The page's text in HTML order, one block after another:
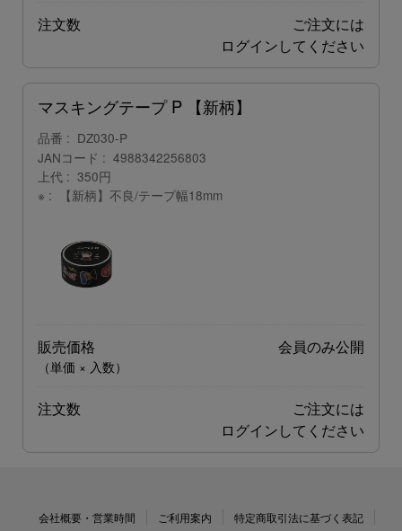
注文数
ご注文には
ログインしてください
マスキングテープ P 【新柄】
品番
DZ030-P
JANコード
4988342256803
上代
350円
※
【新柄】不良/テープ幅18mm
販売価格
（単価 × 入数）
会員のみ公開
注文数
ご注文には
ログインしてください
会社概要・営業時間 ご利用案内 特定商取引法に基づく表記